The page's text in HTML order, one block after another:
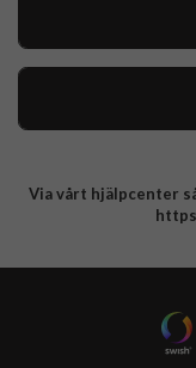
Integritetspolicy
Via vårt hjälpcenter